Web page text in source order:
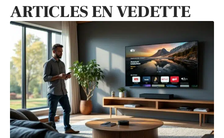
ARTICLES EN VEDETTE